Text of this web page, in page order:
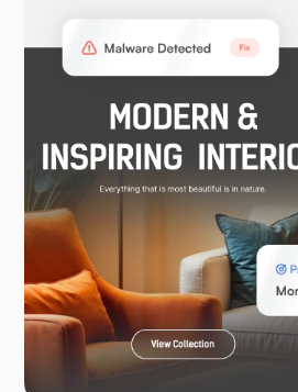
OpenVPN
WooCommerce
Laravel